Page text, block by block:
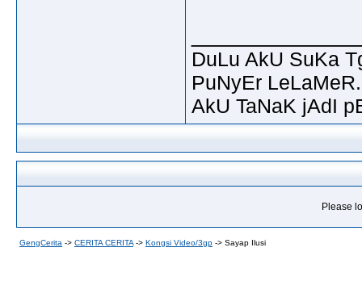
DuLu AkU SuKa
PuNyEr
AkU TaNaK jAdI
Please
GengCerita -> CERITA CERITA -> Kongsi Video/3gp -> Sayap Ilusi